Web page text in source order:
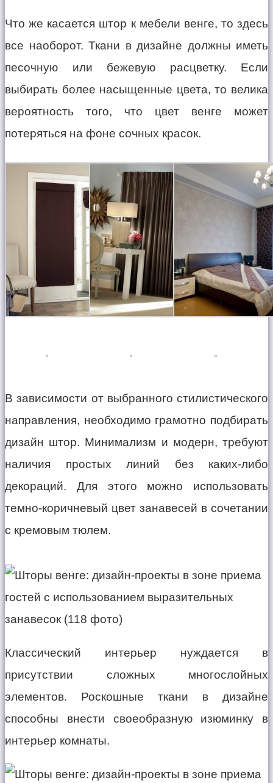
Что же касается штор к мебели венге, то здесь
все наоборот. Ткани в дизайне должны иметь
песочную или бежевую расцветку. Если
выбирать более насыщенные цвета, то велика
вероятность того, что цвет венге может
потеряться на фоне сочных красок.
В зависимости от выбранного стилистического
направления, необходимо грамотно подбирать
дизайн штор. Минимализм и модерн, требуют
наличия простых линий без каких-либо
декораций. Для этого можно использовать
темно-коричневый цвет занавесей в сочетании
с кремовым тюлем.
Классический интерьер нуждается в
присутствии сложных многослойных
элементов. Роскошные ткани в дизайне
способны внести своеобразную изюминку в
интерьер комнаты.